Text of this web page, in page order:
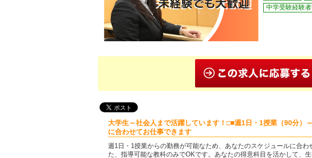
中学受験経験
大学生～社会人まで活躍しています！□■週1日・1授業（90分）
に合わせてお仕事できます
週1日・1授業からの勤務が可能なため、あなたのスケジュールに合わ
た、指導可能な教科のみでOKです。あなたの得意科目を活かして、